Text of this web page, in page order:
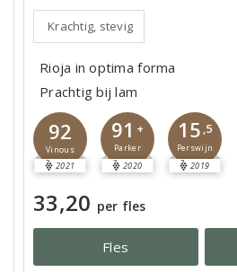
Krachtig, stevig
Rioja in optima forma
Prachtig bij lam
92
Vinous
2021
91 +
Parker
2020
15 ,5
Perswijn
2019
33,20 per fles
Fles